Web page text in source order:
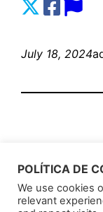
July 18, 2024
POLÍTICA DE
We use cookies
relevant